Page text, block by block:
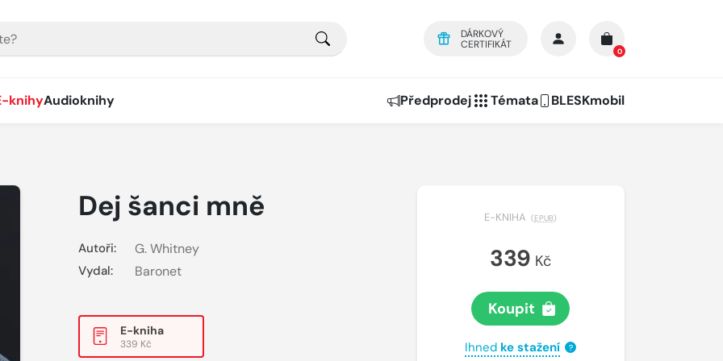
DÁRKOVÝ
CERTIFIKÁT
0
knihyAudioknihy Předprodej Témata BLESKmobil
Dej šanci mně
Autoři: G. Whitney
Vydal: Baronet
E-kniha
339 Kč
E-KNIHA (EPUB)
339 Kč
Koupit
Ihned ke stažení ?